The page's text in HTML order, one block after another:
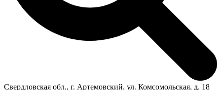
Свердловская обл., г. Артемовский, ул. Комсомольская, д. 18